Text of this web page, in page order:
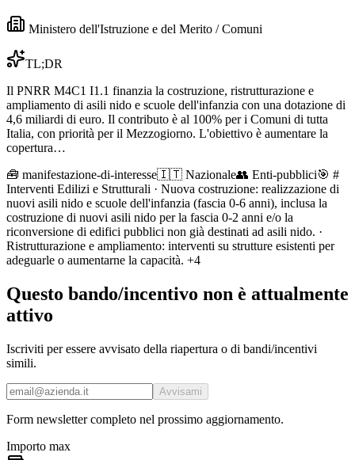
Ministero dell'Istruzione e del Merito / Comuni
TL;DR
Il PNRR M4C1 I1.1 finanzia la costruzione, ristrutturazione e
ampliamento di asili nido e scuole dell'infanzia con una dotazione di
4,6 miliardi di euro. Il contributo è al 100% per i Comuni di tutta
Italia, con priorità per il Mezzogiorno. L'obiettivo è aumentare la
copertura…
🧰 manifestazione-di-interesse🇮🇹 Nazionale👥 Enti-pubblici🎯 #
Interventi Edilizi e Strutturali · Nuova costruzione: realizzazione di
nuovi asili nido e scuole dell'infanzia (fascia 0-6 anni), inclusa la
costruzione di nuovi asili nido per la fascia 0-2 anni e/o la
riconversione di edifici pubblici non già destinati ad asili nido. ·
Ristrutturazione e ampliamento: interventi su strutture esistenti per
adeguarle o aumentarne la capacità. +4
Questo bando/incentivo non è attualmente
attivo
Iscriviti per essere avvisato della riapertura o di bandi/incentivi
simili.
Avvisami
Form newsletter completo nel prossimo aggiornamento.
Importo max